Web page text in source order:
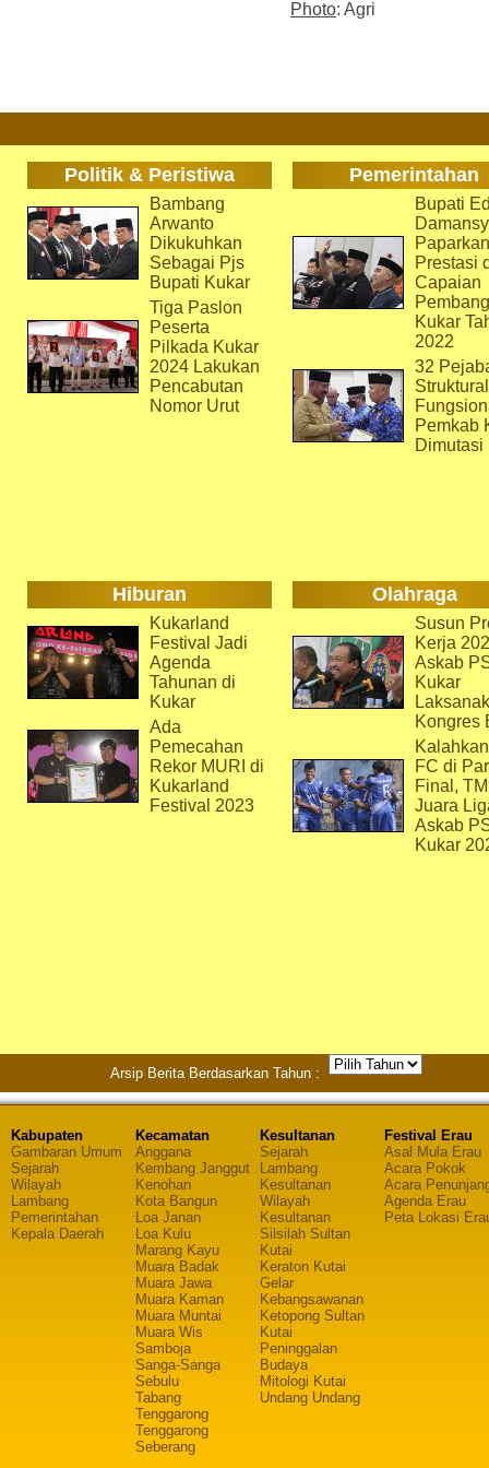
Photo: Agri
Politik & Peristiwa Pemerintahan
Bambang
Arwanto
Dikukuhkan
Sebagai Pjs
Bupati Kukar
Tiga Paslon
Peserta
Pilkada Kukar
2024 Lakukan
Pencabutan
Nomor Urut
Bupati
Paparkan
Prestasi
Capaian
Kukar
2022
32
Pemkab
Dimutasi
Hiburan Olahraga
Kukarland
Festival Jadi
Agenda
Tahunan di
Kukar
Ada
Pemecahan
Rekor MURI di
Kukarland
Festival 2023
Susun
Kerja
Askab
Kukar
Kongres
FC di
Final,
Juara
Askab
Kukar
Arsip Berita Berdasarkan Tahun :
Kabupaten
Gambaran Umum
Sejarah
Wilayah
Lambang
Pemerintahan
Kepala Daerah
Kecamatan
Anggana
Kembang Janggut
Kenohan
Kota Bangun
Loa Janan
Loa Kulu
Marang Kayu
Muara Badak
Muara Jawa
Muara Kaman
Muara Muntai
Muara Wis
Samboja
Sanga-Sanga
Sebulu
Tabang
Tenggarong
Tenggarong
Seberang
Kesultanan
Sejarah
Lambang
Kesultanan
Wilayah
Kesultanan
Silsilah Sultan
Kutai
Keraton Kutai
Gelar
Kebangsawanan
Ketopong Sultan
Kutai
Peninggalan
Budaya
Mitologi Kutai
Undang Undang
Festival Erau
Asal Mula Erau
Acara Pokok
Acara
Agenda Erau
Peta Lokasi